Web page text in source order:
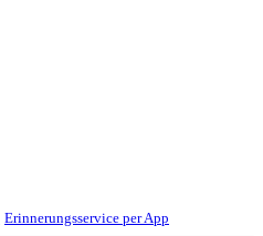
Erinnerungsservice per App